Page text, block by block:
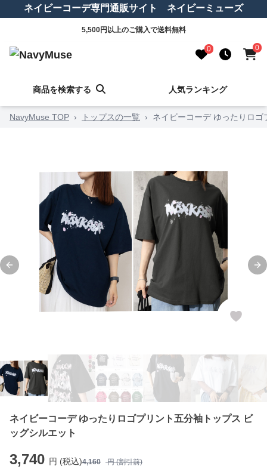
ネイビーコーデ専門通販サイト ネイビーミューズ
5,500円以上のご購入で送料無料
0 0
商品を検索する 人気ランキング
NavyMuse TOP › トップスの一覧 › ネイビーコーデ ゆったりロ
Previous slide
ネイビーコーデ ゆったりロゴプリント五分袖トップス ビ
ッグシルエット
3,740 円 (税込)4,160 円 (割引前)